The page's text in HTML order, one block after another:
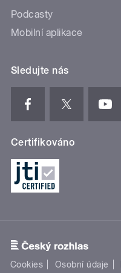
Podcasty
Mobilní aplikace
Sledujte nás
Certifikováno
Cookies Osobní údaje